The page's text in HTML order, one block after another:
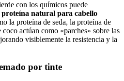
con los químicos puede
proteína natural para cabello
la proteína de seda, la proteína de
actúan como «parches» sobre las
visiblemente la resistencia y la
por tinte